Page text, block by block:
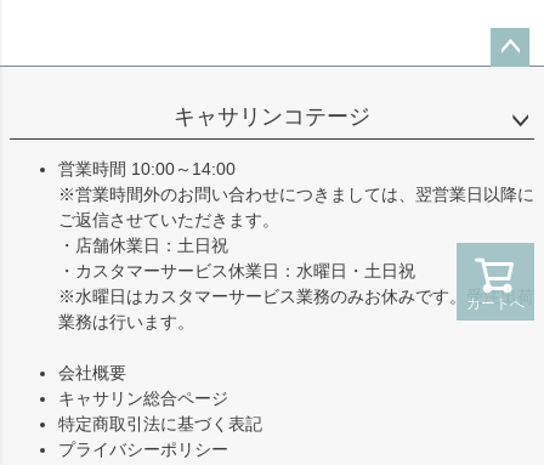
カートへ
ップ
キャサリンコテージ
営業時間 10:00～14:00
※営業時間外のお問い合わせにつきましては、翌営業日以降に
ご返信させていただきます。
・店舗休業日：土日祝
・カスタマーサービス休業日：水曜日・土日祝
※水曜日はカスタマーサービス業務のみお休みです。受注出荷
業務は行います。
会社概要
キャサリン総合ページ
特定商取引法に基づく表記
プライバシーポリシー